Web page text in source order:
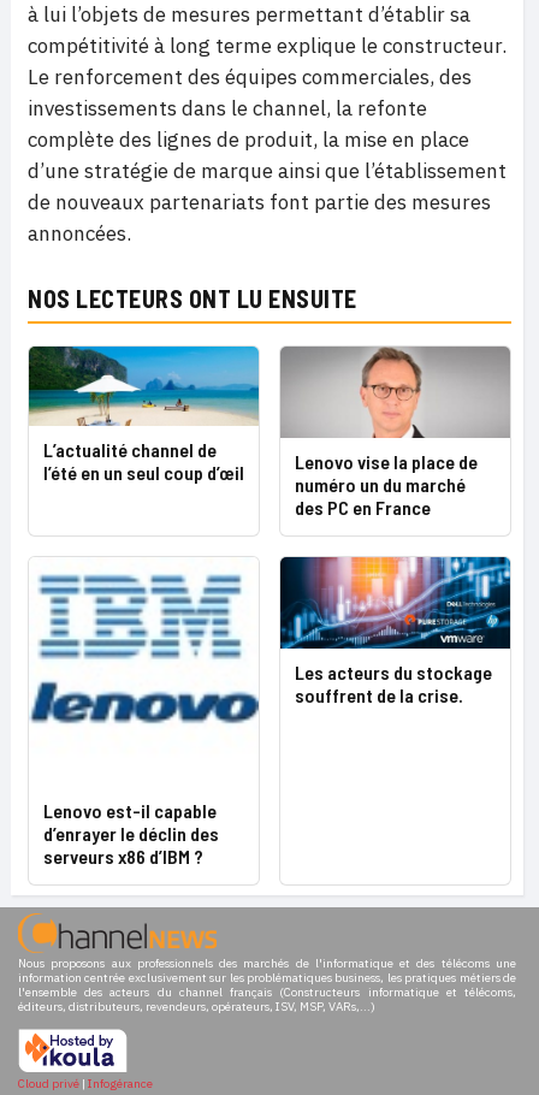
à lui l’objets de mesures permettant d’établir sa
compétitivité à long terme explique le constructeur.
Le renforcement des équipes commerciales, des
investissements dans le channel, la refonte
complète des lignes de produit, la mise en place
d’une stratégie de marque ainsi que l’établissement
de nouveaux partenariats font partie des mesures
annoncées.
NOS LECTEURS ONT LU ENSUITE
L’actualité channel de
l’été en un seul coup d’œil
Lenovo vise la place de
numéro un du marché
des PC en France
Lenovo est-il capable
d’enrayer le déclin des
serveurs x86 d’IBM ?
Les acteurs du stockage
souffrent de la crise.
Nous proposons aux professionnels des marchés de l'informatique et des télécoms une
information centrée exclusivement sur les problématiques business, les pratiques métiers de
l'ensemble des acteurs du channel français (Constructeurs informatique et télécoms,
éditeurs, distributeurs, revendeurs, opérateurs, ISV, MSP, VARs,...)
Cloud privé | Infogérance